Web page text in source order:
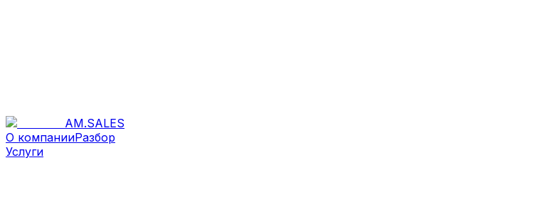
AM.SALES
О компанииРазбор
Услуги